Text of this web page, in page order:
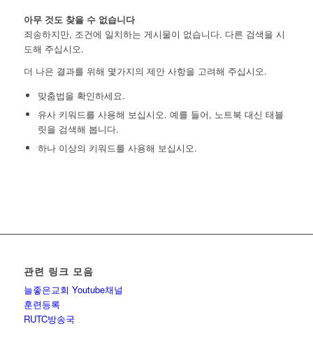
아무 것도 찾을 수 없습니다
죄송하지만, 조건에 일치하는 게시물이 없습니다. 다른 검색을 시
도해 주십시오.
더 나은 결과를 위해 몇가지의 제안 사항을 고려해 주십시오.
맞춤법을 확인하세요.
유사 키워드를 사용해 보십시오. 예를 들어, 노트북 대신 태블
릿을 검색해 봅니다.
하나 이상의 키워드를 사용해 보십시오.
관련 링크 모음
늘좋은교회 Youtube채널
훈련등록
RUTC방송국